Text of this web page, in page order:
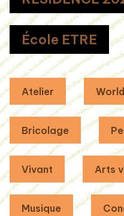
École ETRE
Atelier
Bricolage
Vivant Arts
Musique